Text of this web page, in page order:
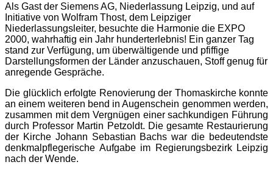
Als Gast der Siemens AG, Niederlassung Leipzig, und auf
Initiative von Wolfram Thost, dem Leipziger
Niederlassungsleiter, besuchte die Harmonie die EXPO
2000, wahrhaftig ein Jahr hunderterlebnis! Ein ganzer Tag
stand zur Verfügung, um überwältigende und pfiffige
Darstellungsformen der Länder anzuschauen, Stoff genug für
anregende Gespräche.
Die glücklich erfolgte Renovierung der Thomaskirche konnte
an einem weiteren bend in Augenschein genommen werden,
zusammen mit dem Vergnügen einer sachkundigen Führung
durch Professor Martin Petzoldt. Die gesamte Restaurierung
der Kirche Johann Sebastian Bachs war die bedeutendste
denkmalpflegerische Aufgabe im Regierungsbezirk Leipzig
nach der Wende.